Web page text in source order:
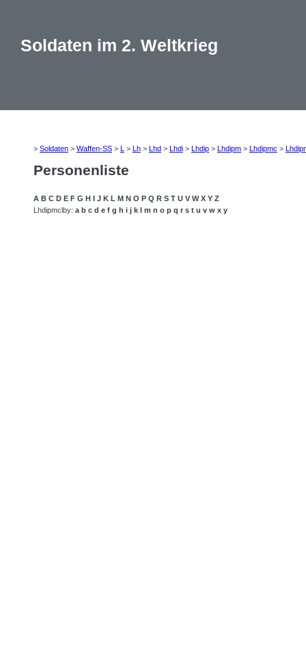
Soldaten im 2. Weltkrieg
> Soldaten > Waffen-SS > L > Lh > Lhd > Lhdi > Lhdip > Lhdipm > Lhdipmc >
Personenliste
A B C D E F G H I J K L M N O P Q R S T U V W X Y Z
Lhdipmclby: a b c d e f g h i j k l m n o p q r s t u v w x y